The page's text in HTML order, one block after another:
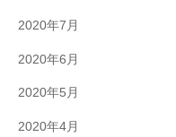
2020年7月
2020年6月
2020年5月
2020年4月